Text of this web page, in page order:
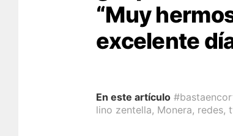
“Muy
excelente
En este artículo
lino zentella, Monera, redes,